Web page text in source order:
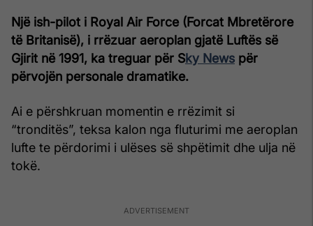
Një ish-pilot i Royal Air Force (Forcat Mbretërore
të Britanisë), i rrëzuar aeroplan gjatë Luftës së
Gjirit në 1991, ka treguar për Sky News për
përvojën personale dramatike.
Ai e përshkruan momentin e rrëzimit si
“tronditës”, teksa kalon nga fluturimi me aeroplan
lufte te përdorimi i ulëses së shpëtimit dhe ulja në
tokë.